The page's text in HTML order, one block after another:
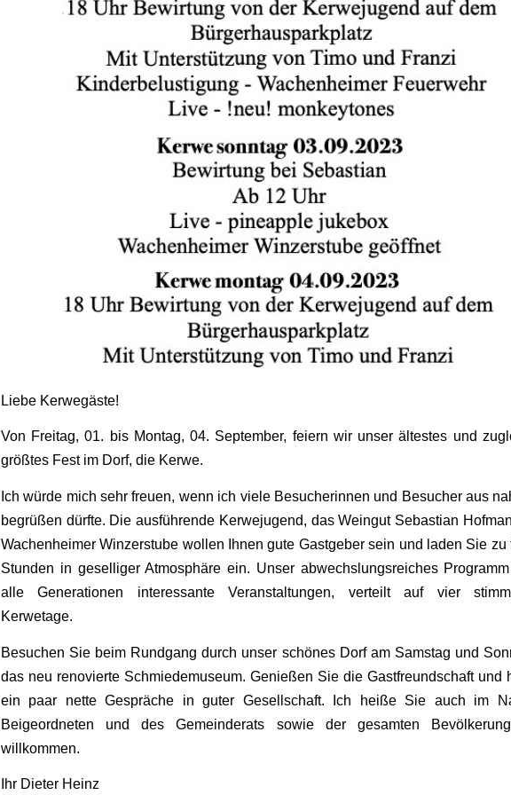
Liebe Kerwegäste!
Von Freitag, 01. bis Montag, 04. September, feiern wir unser ältestes und
größtes Fest im Dorf, die Kerwe.
Ich würde mich sehr freuen, wenn ich viele Besucherinnen und Besucher aus
begrüßen dürfte. Die ausführende Kerwejugend, das Weingut Sebastian
Wachenheimer Winzerstube wollen Ihnen gute Gastgeber sein und laden Sie zu
Stunden in geselliger Atmosphäre ein. Unser abwechslungsreiches
alle Generationen interessante Veranstaltungen, verteilt auf vier
Kerwetage.
Besuchen Sie beim Rundgang durch unser schönes Dorf am Samstag und
das neu renovierte Schmiedemuseum. Genießen Sie die Gastfreundschaft und
ein paar nette Gespräche in guter Gesellschaft. Ich heiße Sie auch im
Beigeordneten und des Gemeinderats sowie der gesamten
willkommen.
Ihr Dieter Heinz